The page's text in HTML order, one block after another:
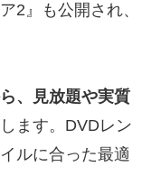
2』も公開され、
、見放題や実質
ます。DVDレン
ルに合った最適